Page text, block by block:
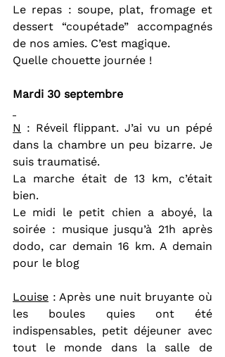
Le repas : soupe, plat, fromage et
dessert “coupétade” accompagnés
de nos amies. C’est magique.
Quelle chouette journée !
Mardi 30 septembre
N : Réveil flippant. J’ai vu un pépé
dans la chambre un peu bizarre. Je
suis traumatisé.
La marche était de 13 km, c’était
bien.
Le midi le petit chien a aboyé, la
soirée : musique jusqu’à 21h après
dodo, car demain 16 km. A demain
pour le blog
Louise : Après une nuit bruyante où
les boules quies ont été
indispensables, petit déjeuner avec
tout le monde dans la salle de